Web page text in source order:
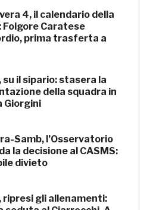
4, il calendario della
Folgore Caratese
prima trasferta a
su il sipario: stasera la
della squadra in
Giorgini
Samb, l’Osservatorio
la decisione al CASMS:
divieto
ripresi gli allenamenti: